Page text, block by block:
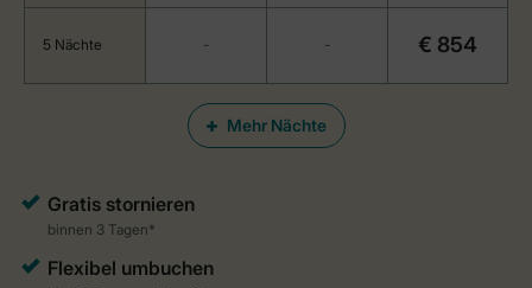
Mehr Nächte
5 Nächte - - € 854